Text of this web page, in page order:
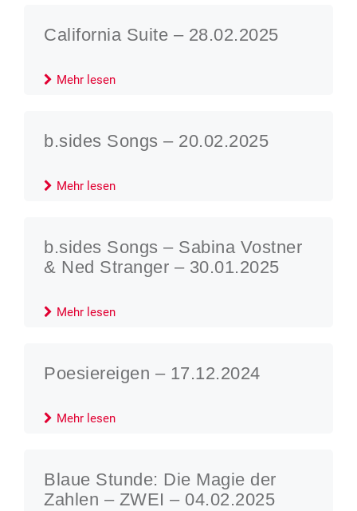
California Suite – 28.02.2025
Mehr lesen
b.sides Songs – 20.02.2025
Mehr lesen
b.sides Songs – Sabina Vostner
& Ned Stranger – 30.01.2025
Mehr lesen
Poesiereigen – 17.12.2024
Mehr lesen
Blaue Stunde: Die Magie der
Zahlen – ZWEI – 04.02.2025